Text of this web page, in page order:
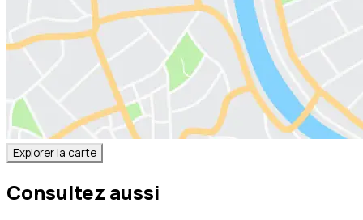
Explorer la carte
Consultez aussi